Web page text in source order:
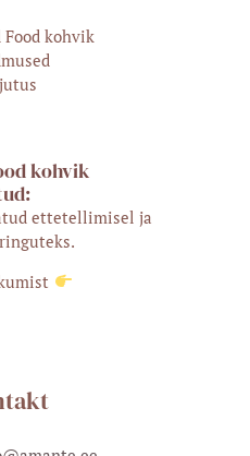
Food kohvik
kohvik
ettetellimisel ja